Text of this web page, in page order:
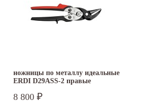
ножницы по металлу идеальные
ERDI D29ASS-2 правые
8 800 ₽